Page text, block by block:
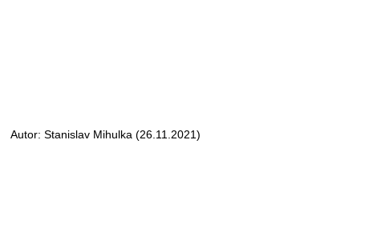
Autor: Stanislav Mihulka (26.11.2021)